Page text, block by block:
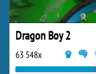
Dragon Boy 2
63 548x